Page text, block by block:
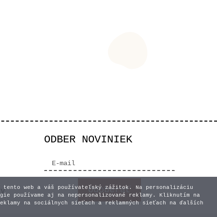
ODBER NOVINIEK
tento web a váš používateľský zážitok. Na personalizáciu
používame aj na nepersonalizované reklamy. Kliknutím na
na sociálnych sieťach a reklamných sieťach na ďalších